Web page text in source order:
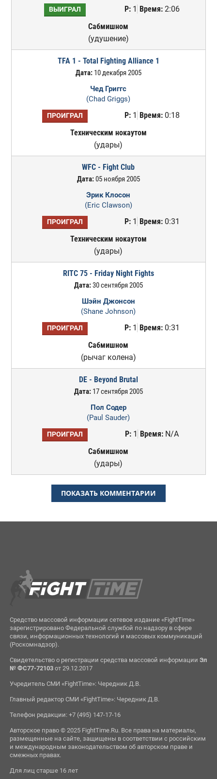
ВЫИГРАЛ Р:1 Время:2:06
Сабмишном
(удушение)
TFA 1 - Total Fighting Alliance 1
Дата:10 декабря 2005
Чед Григгс
(Chad Griggs)
ПРОИГРАЛ Р:1 Время:0:18
Техническим нокаутом
(удары)
WFC - Fight Club
Дата:05 ноября 2005
Эрик Клосон
(Eric Clawson)
ПРОИГРАЛ Р:1 Время:0:31
Техническим нокаутом
(удары)
RITC 75 - Friday Night Fights
Дата:30 сентября 2005
Шэйн Джонсон
(Shane Johnson)
ПРОИГРАЛ Р:1 Время:0:31
Сабмишном
(рычаг колена)
DE - Beyond Brutal
Дата:17 сентября 2005
Пол Содер
(Paul Sauder)
ПРОИГРАЛ Р: 1 Время: N/A
Сабмишном
(удары)
ПОКАЗАТЬ КОММЕНТАРИИ
Средство массовой информации сетевое издание «FightTime»
зарегистрировано Федеральной службой по надзору в сфере
связи, информационных технологий и массовых коммуникаций
(Роскомнадзор).
Свидетельство о регистрации средства массовой информации Эл
№ ФС77-72103от 29.12.2017
Учредитель СМИ «FightTime»: Чередник Д.В.
Главный редактор СМИ «FightTime»: Чередник Д.В.
Телефон редакции: +7 (495) 147-17-16
Авторское право © 2025 FightTime.Ru. Все права на материалы,
размещенные на сайте, защищены в соответствии с российским
и международным законодательством об авторском праве и
смежных правах.
Для лиц старше 16 лет